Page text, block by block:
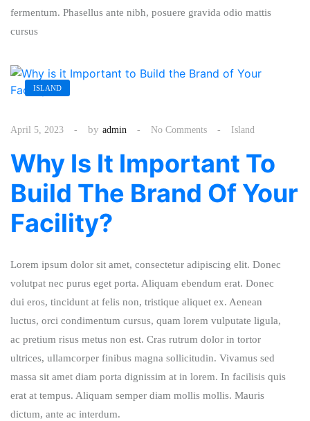
fermentum. Phasellus ante nibh, posuere gravida odio mattis
cursus
ISLAND
April 5, 2023 by admin No Comments Island
Why Is It Important To
Build The Brand Of Your
Facility?
Lorem ipsum dolor sit amet, consectetur adipiscing elit. Donec
volutpat nec purus eget porta. Aliquam ebendum erat. Donec
dui eros, tincidunt at felis non, tristique aliquet ex. Aenean
luctus, orci condimentum cursus, quam lorem vulputate ligula,
ac pretium risus metus non est. Cras rutrum dolor in tortor
ultrices, ullamcorper finibus magna sollicitudin. Vivamus sed
massa sit amet diam porta dignissim at in lorem. In facilisis quis
erat at tempus. Aliquam semper diam mollis mollis. Mauris
dictum, ante ac interdum.